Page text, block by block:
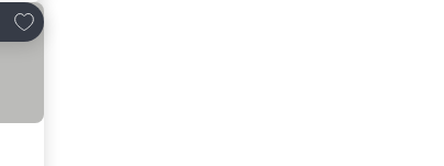
Lägg till i Mina Favoriter